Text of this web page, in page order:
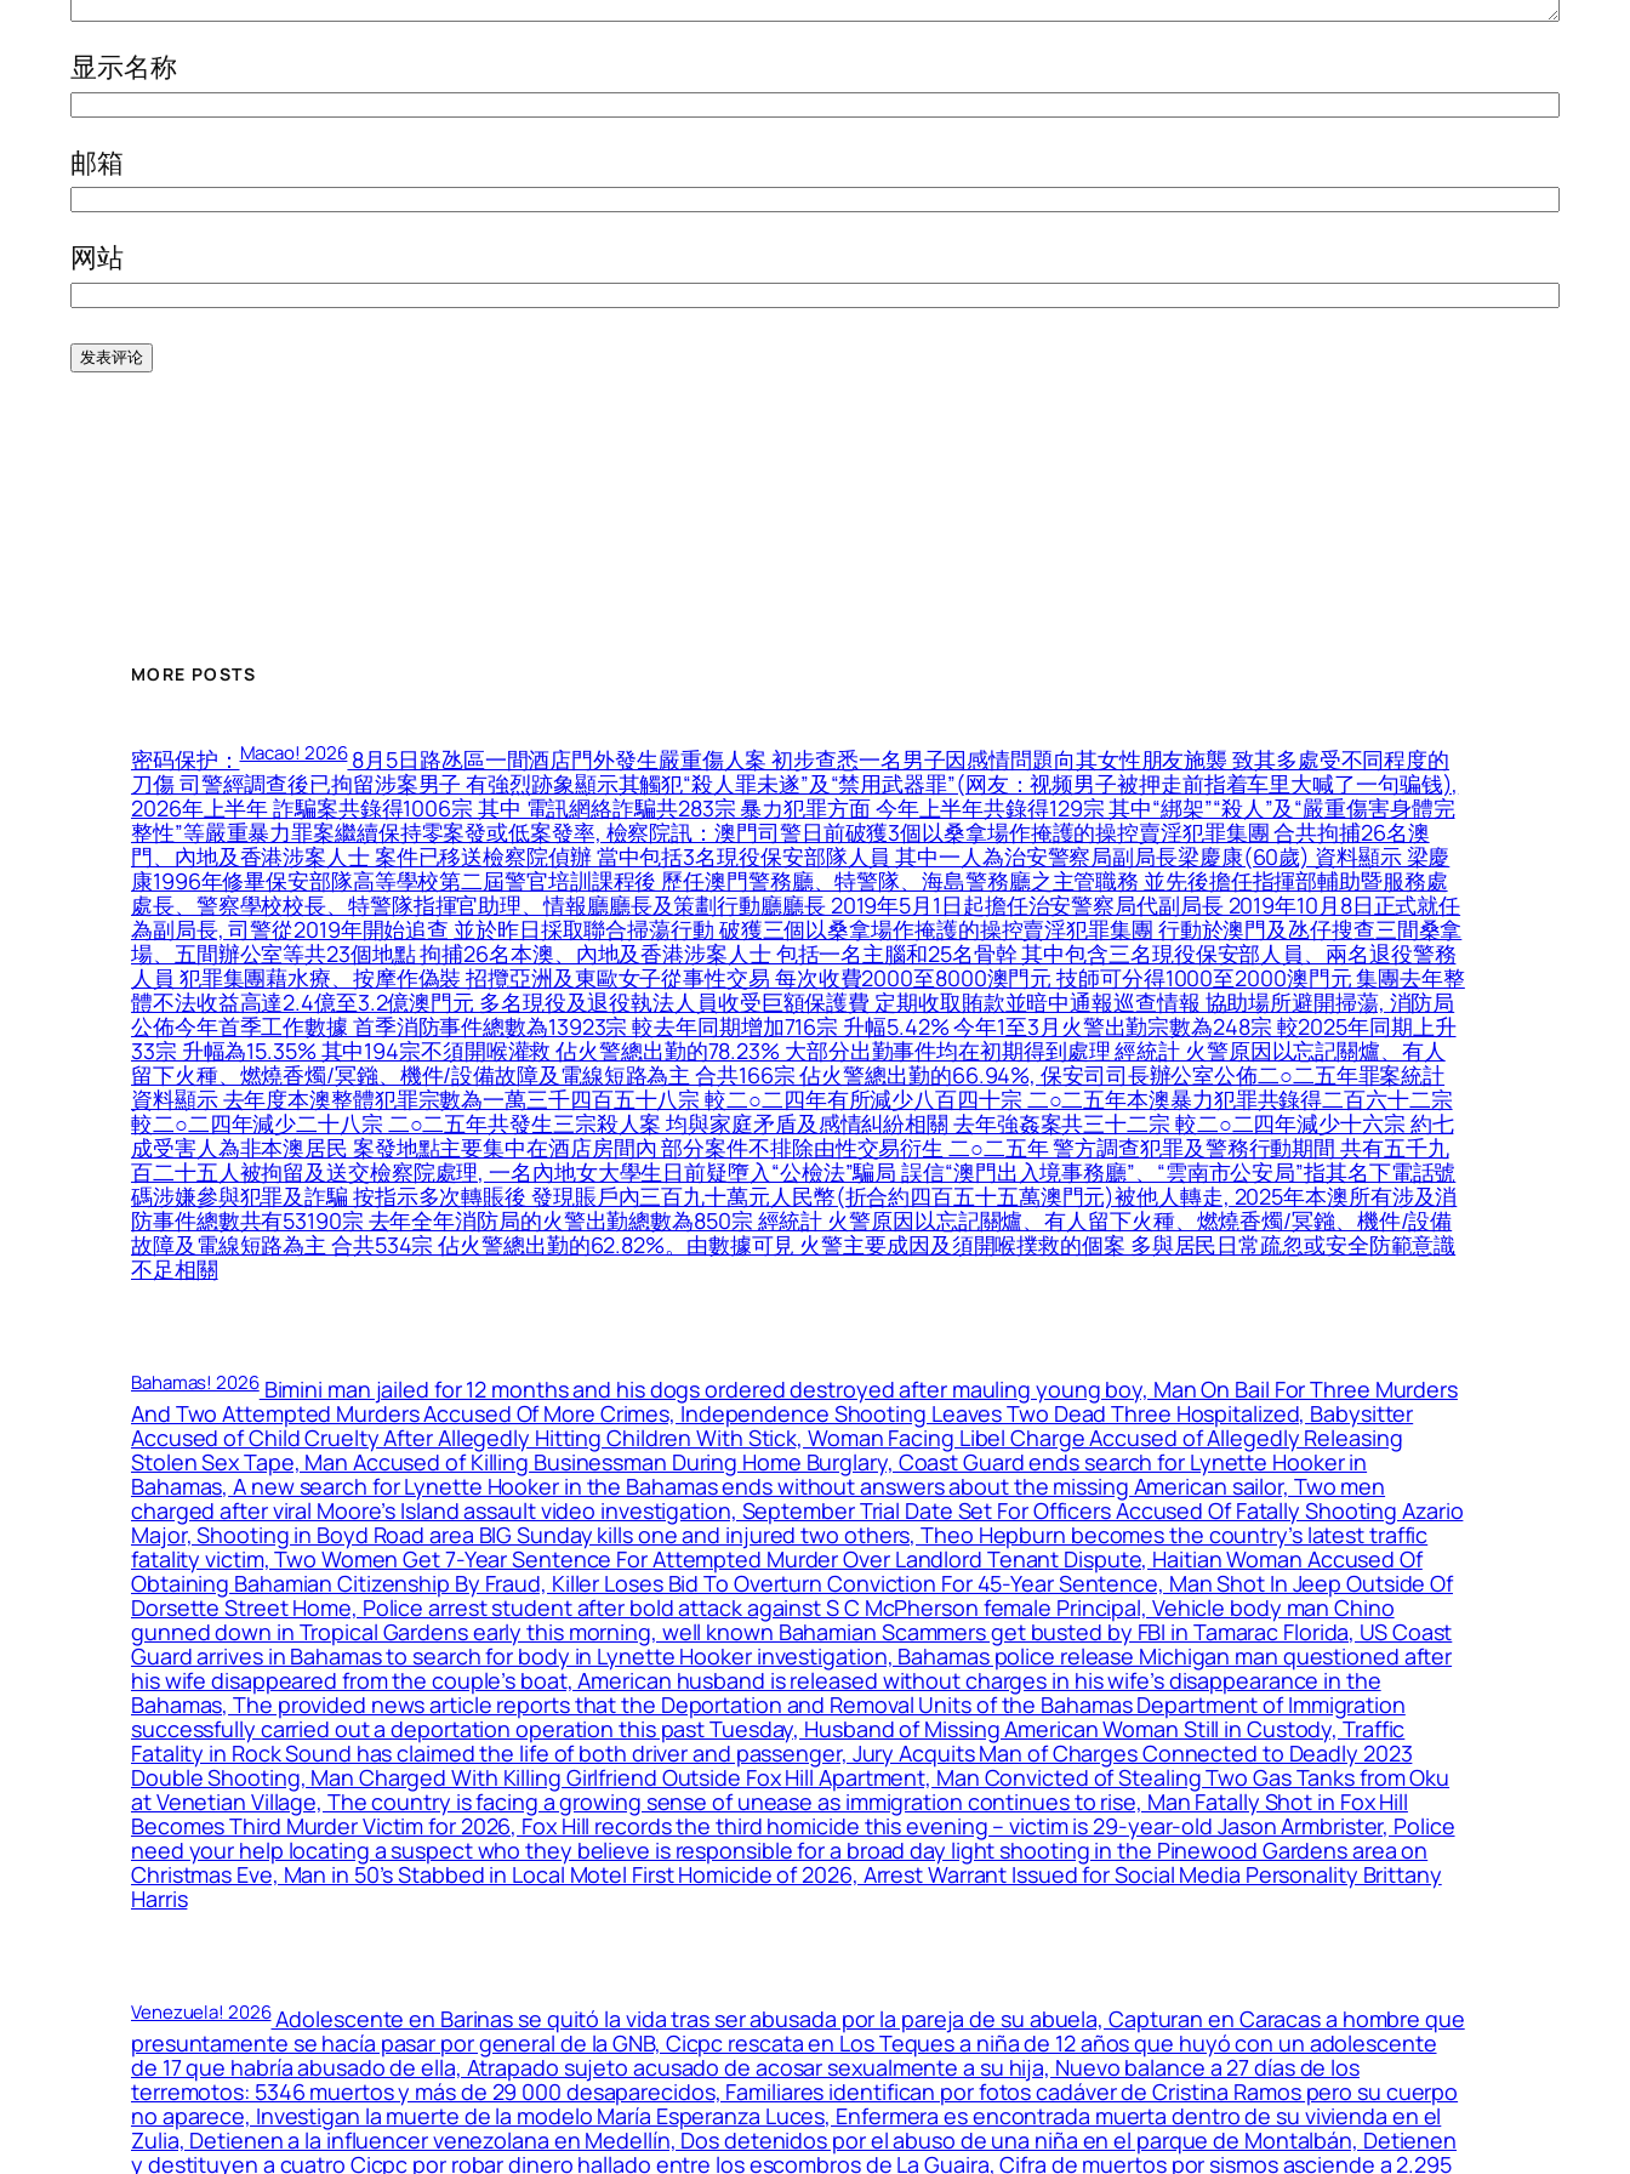
显示名称
邮箱
网站
MORE POSTS
密码保护：Macao! 20268月5日路氹區一間酒店門外發生嚴重傷人案 初步查悉一名男子因感情問題向其女性朋友施襲 致其多處受不同程度的
刀傷 司警經調查後已拘留涉案男子 有強烈跡象顯示其觸犯“殺人罪未遂”及“禁用武器罪”(网友：视频男子被押走前指着车里大喊了一句骗钱),
2026年上半年 詐騙案共錄得1006宗 其中 電訊網絡詐騙共283宗 暴力犯罪方面 今年上半年共錄得129宗 其中“綁架”“殺人”及“嚴重傷害身體完
整性”等嚴重暴力罪案繼續保持零案發或低案發率, 檢察院訊：澳門司警日前破獲3個以桑拿場作掩護的操控賣淫犯罪集團 合共拘捕26名澳
門、內地及香港涉案人士 案件已移送檢察院偵辦 當中包括3名現役保安部隊人員 其中一人為治安警察局副局長梁慶康(60歲) 資料顯示 梁慶
康1996年修畢保安部隊高等學校第二屆警官培訓課程後 歷任澳門警務廳、特警隊、海島警務廳之主管職務 並先後擔任指揮部輔助暨服務處
處長、警察學校校長、特警隊指揮官助理、情報廳廳長及策劃行動廳廳長 2019年5月1日起擔任治安警察局代副局長 2019年10月8日正式就任
為副局長, 司警從2019年開始追查 並於昨日採取聯合掃蕩行動 破獲三個以桑拿場作掩護的操控賣淫犯罪集團 行動於澳門及氹仔搜查三間桑拿
場、五間辦公室等共23個地點 拘捕26名本澳、內地及香港涉案人士 包括一名主腦和25名骨幹 其中包含三名現役保安部人員、兩名退役警務
人員 犯罪集團藉水療、按摩作偽裝 招攬亞洲及東歐女子從事性交易 每次收費2000至8000澳門元 技師可分得1000至2000澳門元 集團去年整
體不法收益高達2.4億至3.2億澳門元 多名現役及退役執法人員收受巨額保護費 定期收取賄款並暗中通報巡查情報 協助場所避開掃蕩, 消防局
公佈今年首季工作數據 首季消防事件總數為13923宗 較去年同期增加716宗 升幅5.42% 今年1至3月火警出勤宗數為248宗 較2025年同期上升
33宗 升幅為15.35% 其中194宗不須開喉灌救 佔火警總出勤的78.23% 大部分出勤事件均在初期得到處理 經統計 火警原因以忘記關爐、有人
留下火種、燃燒香燭/冥鏹、機件/設備故障及電線短路為主 合共166宗 佔火警總出勤的66.94%, 保安司司長辦公室公佈二○二五年罪案統計
資料顯示 去年度本澳整體犯罪宗數為一萬三千四百五十八宗 較二○二四年有所減少八百四十宗 二○二五年本澳暴力犯罪共錄得二百六十二宗
較二○二四年減少二十八宗 二○二五年共發生三宗殺人案 均與家庭矛盾及感情糾紛相關 去年強姦案共三十二宗 較二○二四年減少十六宗 約七
成受害人為非本澳居民 案發地點主要集中在酒店房間內 部分案件不排除由性交易衍生 二○二五年 警方調查犯罪及警務行動期間 共有五千九
百二十五人被拘留及送交檢察院處理, 一名內地女大學生日前疑墮入“公檢法”騙局 誤信“澳門出入境事務廳”、“雲南市公安局”指其名下電話號
碼涉嫌參與犯罪及詐騙 按指示多次轉賬後 發現賬戶內三百九十萬元人民幣(折合約四百五十五萬澳門元)被他人轉走, 2025年本澳所有涉及消
防事件總數共有53190宗 去年全年消防局的火警出勤總數為850宗 經統計 火警原因以忘記關爐、有人留下火種、燃燒香燭/冥鏹、機件/設備
故障及電線短路為主 合共534宗 佔火警總出勤的62.82%。由數據可見 火警主要成因及須開喉撲救的個案 多與居民日常疏忽或安全防範意識
不足相關
Bahamas! 2026Bimini man jailed for 12 months and his dogs ordered destroyed after mauling young boy, Man On Bail For Three Murders
And Two Attempted Murders Accused Of More Crimes, Independence Shooting Leaves Two Dead Three Hospitalized, Babysitter
Accused of Child Cruelty After Allegedly Hitting Children With Stick, Woman Facing Libel Charge Accused of Allegedly Releasing
Stolen Sex Tape, Man Accused of Killing Businessman During Home Burglary, Coast Guard ends search for Lynette Hooker in
Bahamas, A new search for Lynette Hooker in the Bahamas ends without answers about the missing American sailor, Two men
charged after viral Moore’s Island assault video investigation, September Trial Date Set For Officers Accused Of Fatally Shooting Azario
Major, Shooting in Boyd Road area BIG Sunday kills one and injured two others, Theo Hepburn becomes the country’s latest traffic
fatality victim, Two Women Get 7-Year Sentence For Attempted Murder Over Landlord Tenant Dispute, Haitian Woman Accused Of
Obtaining Bahamian Citizenship By Fraud, Killer Loses Bid To Overturn Conviction For 45-Year Sentence, Man Shot In Jeep Outside Of
Dorsette Street Home, Police arrest student after bold attack against S C McPherson female Principal, Vehicle body man Chino
gunned down in Tropical Gardens early this morning, well known Bahamian Scammers get busted by FBI in Tamarac Florida, US Coast
Guard arrives in Bahamas to search for body in Lynette Hooker investigation, Bahamas police release Michigan man questioned after
his wife disappeared from the couple’s boat, American husband is released without charges in his wife’s disappearance in the
Bahamas, The provided news article reports that the Deportation and Removal Units of the Bahamas Department of Immigration
successfully carried out a deportation operation this past Tuesday, Husband of Missing American Woman Still in Custody, Traffic
Fatality in Rock Sound has claimed the life of both driver and passenger, Jury Acquits Man of Charges Connected to Deadly 2023
Double Shooting, Man Charged With Killing Girlfriend Outside Fox Hill Apartment, Man Convicted of Stealing Two Gas Tanks from Oku
at Venetian Village, The country is facing a growing sense of unease as immigration continues to rise, Man Fatally Shot in Fox Hill
Becomes Third Murder Victim for 2026, Fox Hill records the third homicide this evening – victim is 29-year-old Jason Armbrister, Police
need your help locating a suspect who they believe is responsible for a broad day light shooting in the Pinewood Gardens area on
Christmas Eve, Man in 50’s Stabbed in Local Motel First Homicide of 2026, Arrest Warrant Issued for Social Media Personality Brittany
Harris
Venezuela! 2026Adolescente en Barinas se quitó la vida tras ser abusada por la pareja de su abuela, Capturan en Caracas a hombre que
presuntamente se hacía pasar por general de la GNB, Cicpc rescata en Los Teques a niña de 12 años que huyó con un adolescente
de 17 que habría abusado de ella, Atrapado sujeto acusado de acosar sexualmente a su hija, Nuevo balance a 27 días de los
terremotos: 5346 muertos y más de 29 000 desaparecidos, Familiares identifican por fotos cadáver de Cristina Ramos pero su cuerpo
no aparece, Investigan la muerte de la modelo María Esperanza Luces, Enfermera es encontrada muerta dentro de su vivienda en el
Zulia, Detienen a la influencer venezolana en Medellín, Dos detenidos por el abuso de una niña en el parque de Montalbán, Detienen
y destituyen a cuatro Cicpc por robar dinero hallado entre los escombros de La Guaira, Cifra de muertos por sismos asciende a 2.295